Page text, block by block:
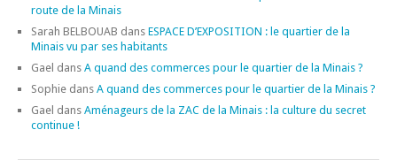
route de la Minais
Sarah BELBOUAB dans ESPACE D’EXPOSITION : le quartier de la
Minais vu par ses habitants
Gael dans A quand des commerces pour le quartier de la Minais ?
Sophie dans A quand des commerces pour le quartier de la Minais ?
Gael dans Aménageurs de la ZAC de la Minais : la culture du secret
continue !